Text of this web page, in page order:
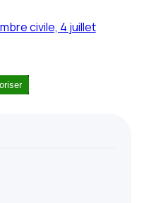
civile, 4 juillet